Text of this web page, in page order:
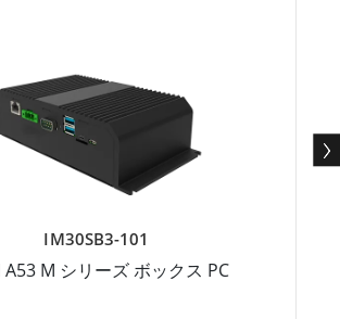
IM30SB3-101
A53 M シリーズ ボックス PC